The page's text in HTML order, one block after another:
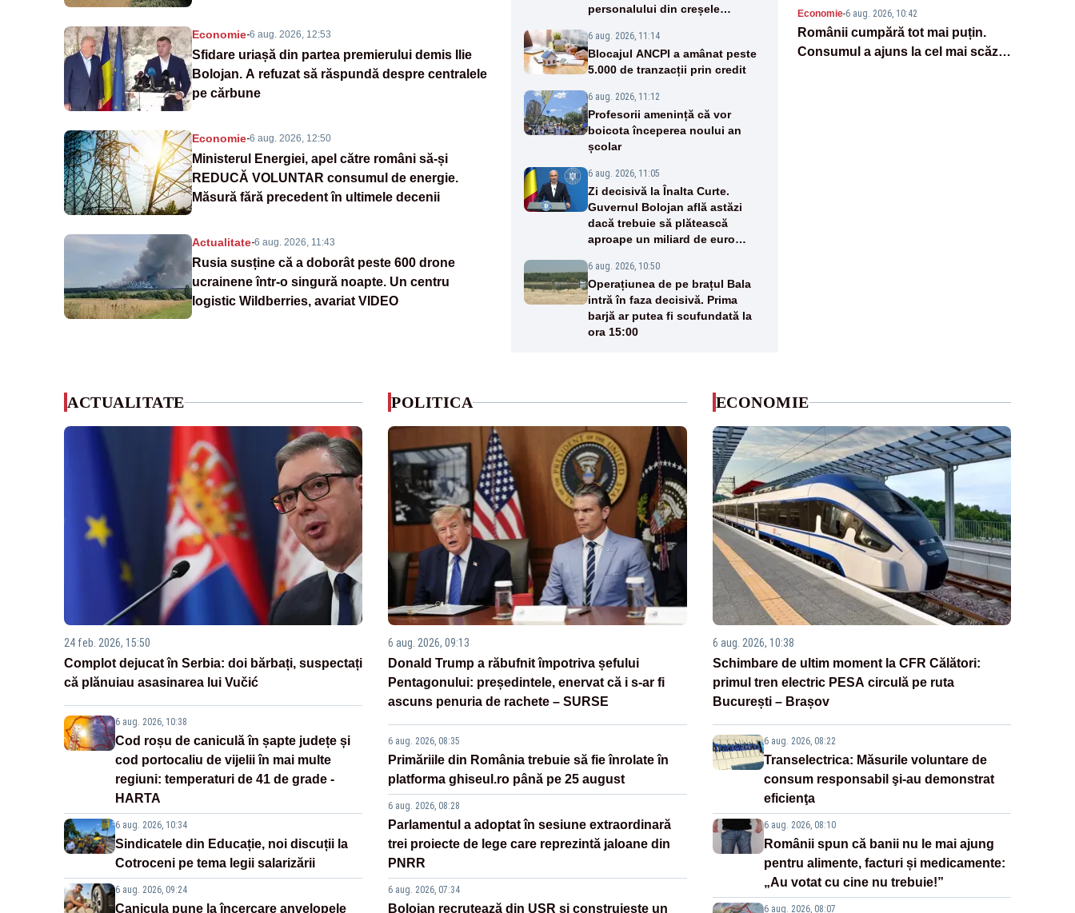
Economie-6 aug. 2026, 12:53
Sfidare uriașă din partea premierului demis Ilie
Bolojan. A refuzat să răspundă despre centralele
pe cărbune
Economie-6 aug. 2026, 12:50
Ministerul Energiei, apel către români să-și
REDUCĂ VOLUNTAR consumul de energie.
Măsură fără precedent în ultimele decenii
Actualitate-6 aug. 2026, 11:43
Rusia susține că a doborât peste 600 drone
ucrainene într-o singură noapte. Un centru
logistic Wildberries, avariat VIDEO
personalului din creșele
6 aug. 2026, 11:14
Blocajul ANCPI a amânat peste
5.000 de tranzacții prin credit
6 aug. 2026, 11:12
Profesorii amenință că vor
boicota începerea noului an
școlar
6 aug. 2026, 11:05
Zi decisivă la Înalta Curte.
Guvernul Bolojan află astăzi
dacă trebuie să plătească
aproape un miliard de euro
6 aug. 2026, 10:50
Operațiunea de pe brațul Bala
intră în faza decisivă. Prima
barjă ar putea fi scufundată la
ora 15:00
Economie-6 aug. 2026, 10:42
Românii cumpără tot mai puțin.
Consumul a ajuns la cel mai scăzut
ACTUALITATE
24 feb. 2026, 15:50
Complot dejucat în Serbia: doi bărbați, suspectați
că plănuiau asasinarea lui Vučić
6 aug. 2026, 10:38
Cod roșu de caniculă în șapte județe și
cod portocaliu de vijelii în mai multe
regiuni: temperaturi de 41 de grade -
HARTA
6 aug. 2026, 10:34
Sindicatele din Educație, noi discuții la
Cotroceni pe tema legii salarizării
6 aug. 2026, 09:24
Canicula pune la încercare anvelopele
POLITICA
6 aug. 2026, 09:13
Donald Trump a răbufnit împotriva șefului
Pentagonului: președintele, enervat că i s-ar fi
ascuns penuria de rachete – SURSE
6 aug. 2026, 08:35
Primăriile din România trebuie să fie înrolate în
platforma ghiseul.ro până pe 25 august
6 aug. 2026, 08:28
Parlamentul a adoptat în sesiune extraordinară
trei proiecte de lege care reprezintă jaloane din
PNRR
6 aug. 2026, 07:34
Bolojan recrutează din USR și construiește un
ECONOMIE
6 aug. 2026, 10:38
Schimbare de ultim moment la CFR Călători:
primul tren electric PESA circulă pe ruta
București – Brașov
6 aug. 2026, 08:22
Transelectrica: Măsurile voluntare de
consum responsabil şi-au demonstrat
eficienţa
6 aug. 2026, 08:10
Românii spun că banii nu le mai ajung
pentru alimente, facturi și medicamente:
„Au votat cu cine nu trebuie!”
6 aug. 2026, 08:07